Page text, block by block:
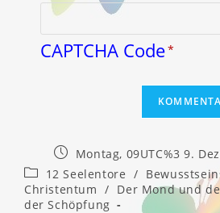
CAPTCHA Code*
Beitrag
veröffentlicht:
Montag, 09UTC%3 9.
Beitrags-
Kategorie:
12 Seelentore /
Christentum / Der Mond und
der Schöpfung